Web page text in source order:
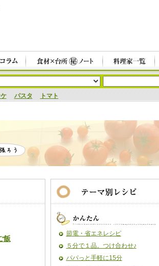
パスタ トマト
飯
節電・省エネレシピ
５分で１品。つけ合わせ♪
パパっと手軽に15分